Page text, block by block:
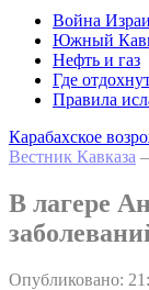
Война
Южный
Нефть и газ
Где
Правила
Карабахское
Вестник Кавказа
В лагере
Опубликовано: